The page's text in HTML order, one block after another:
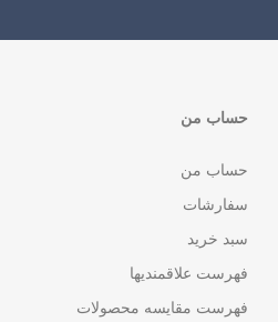
حساب من
حساب من
سفارشات
سبد خرید
فهرست علاقمندیها
فهرست مقایسه محصولات